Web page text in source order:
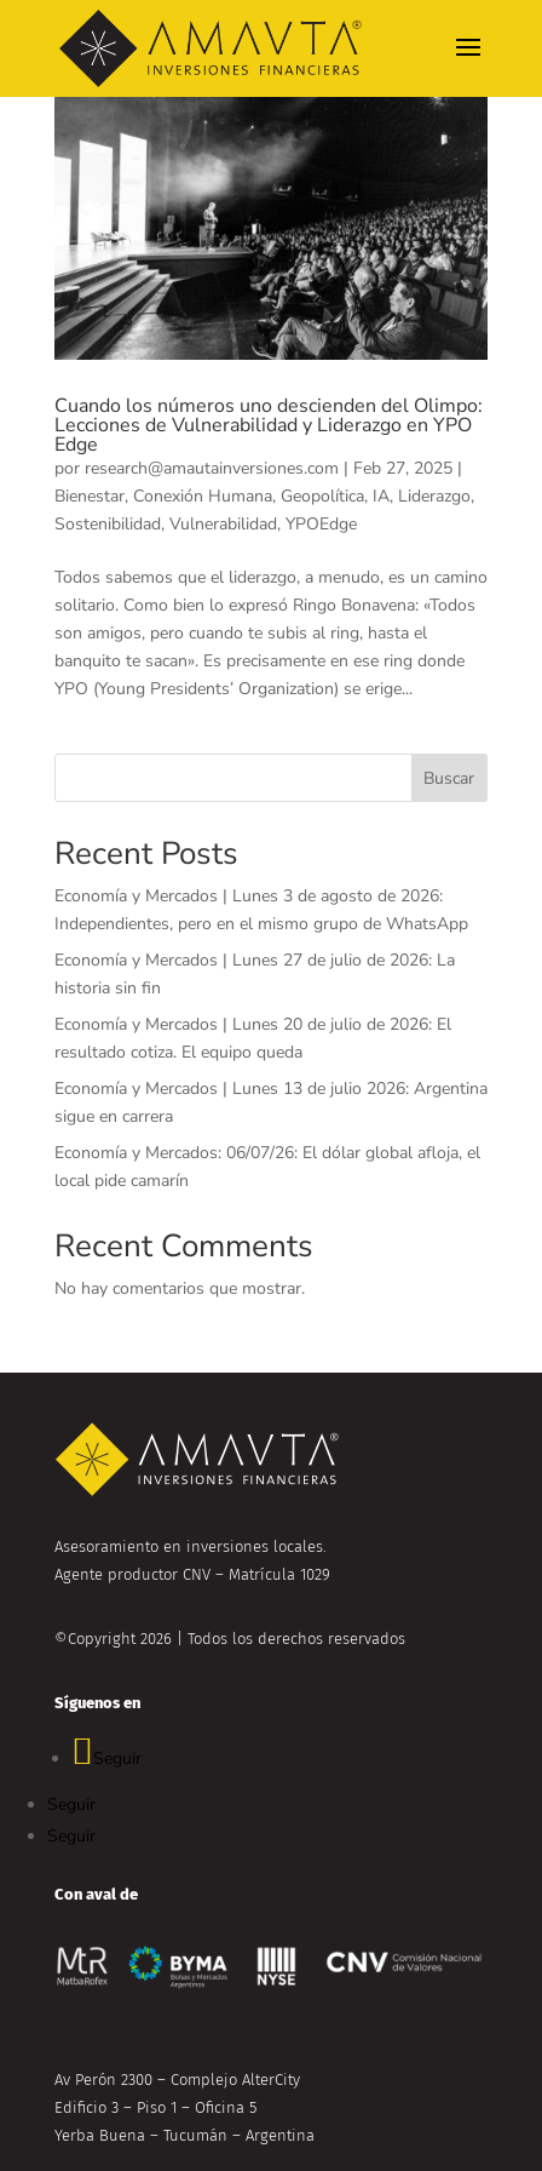
Cuando los números uno descienden del Olimpo:
Lecciones de Vulnerabilidad y Liderazgo en YPO
Edge
por research@amautainversiones.com | Feb 27, 2025|
Bienestar, Conexión Humana, Geopolítica, IA, Liderazgo,
Sostenibilidad, Vulnerabilidad, YPOEdge
Todos sabemos que el liderazgo, a menudo, es un camino
solitario. Como bien lo expresó Ringo Bonavena: «Todos
son amigos, pero cuando te subis al ring, hasta el
banquito te sacan». Es precisamente en ese ring donde
YPO (Young Presidents’ Organization) se erige...
Buscar
Recent Posts
Economía y Mercados | Lunes 3 de agosto de 2026:
Independientes, pero en el mismo grupo de WhatsApp
Economía y Mercados | Lunes 27 de julio de 2026: La
historia sin fin
Economía y Mercados | Lunes 20 de julio de 2026: El
resultado cotiza. El equipo queda
Economía y Mercados | Lunes 13 de julio 2026: Argentina
sigue en carrera
Economía y Mercados: 06/07/26: El dólar global afloja, el
local pide camarín
Recent Comments
No hay comentarios que mostrar.
Asesoramiento en inversiones locales.
Agente productor CNV – Matrícula 1029
©Copyright 2026 | Todos los derechos reservados
Síguenos en
Seguir
Seguir
Seguir
Con aval de
Av Perón 2300 – Complejo AlterCity
Edificio 3 – Piso 1 – Oficina 5
Yerba Buena – Tucumán – Argentina